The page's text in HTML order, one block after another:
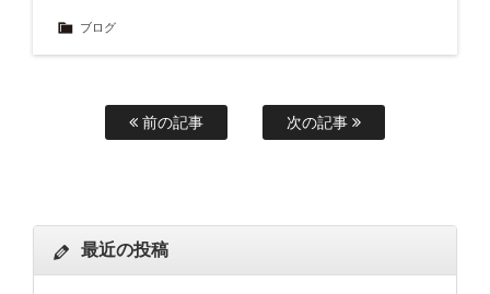
ブログ
前の記事 次の記事
最近の投稿